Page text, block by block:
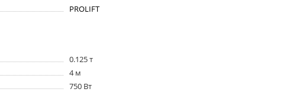
PROLIFT
0.125 т
4 м
750 Вт